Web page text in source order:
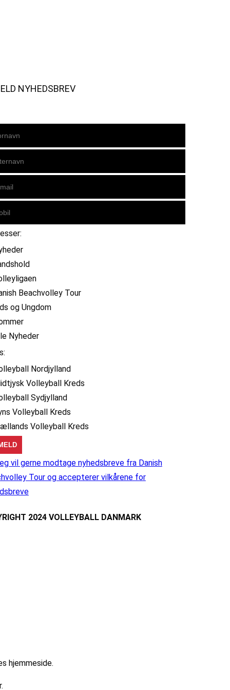
NYHEDSBREV
Beachvolley Tour
og Ungdom
Nyheder
Nordjylland
Volleyball Kreds
Sydjylland
Volleyball Kreds
Volleyball Kreds
vil gerne modtage nyhedsbreve fra Danish
Tour og accepterer vilkårene for
2024 VOLLEYBALL DANMARK
hjemmeside.